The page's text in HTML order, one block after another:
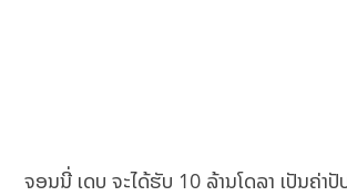
ຈອນນີ່ ເດບ ຈະ​ໄດ້​ຮັບ 10 ລ້ານ​ໂດລາ​ ເປັນ​ຄ່າ